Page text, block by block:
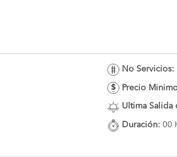
No Servicios:
Precio
Ultima Salida
Duración: 00